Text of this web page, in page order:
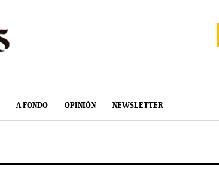
A FONDO OPINIÓN NEWSLETTER